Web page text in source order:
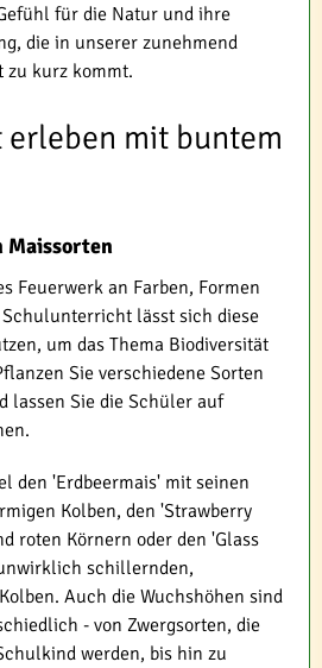
für die Natur und ihre
die in unserer zunehmend
zu kurz kommt.
mit buntem
Maissorten
Feuerwerk an Farben, Formen
lässt sich diese
um das Thema Biodiversität
Sie verschiedene Sorten
lassen Sie die Schüler auf
den 'Erdbeermais' mit seinen
Kolben, den 'Strawberry
roten Körnern oder den 'Glass
schillernden,
Auch die Wuchshöhen sind
- von Zwergsorten, die
werden, bis hin zu